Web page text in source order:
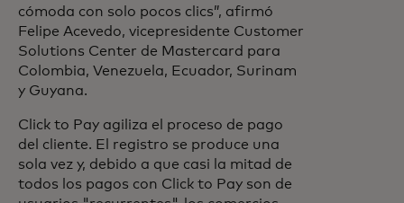
cómoda con solo pocos clics”, afirmó
Felipe Acevedo, vicepresidente Customer
Solutions Center de Mastercard para
Colombia, Venezuela, Ecuador, Surinam
y Guyana.
Click to Pay agiliza el proceso de pago
del cliente. El registro se produce una
sola vez y, debido a que casi la mitad de
todos los pagos con Click to Pay son de